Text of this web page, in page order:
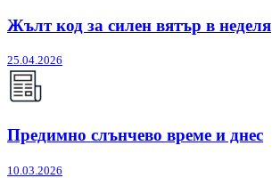
Жълт код за силен вятър в неделя
25.04.2026
Предимно слънчево време и днес
10.03.2026